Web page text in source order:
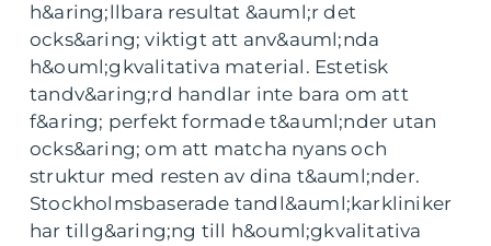
h&aring;llbara resultat &auml;r det
ocks&aring; viktigt att anv&auml;nda
h&ouml;gkvalitativa material. Estetisk
tandv&aring;rd handlar inte bara om att
f&aring; perfekt formade t&auml;nder utan
ocks&aring; om att matcha nyans och
struktur med resten av dina t&auml;nder.
Stockholmsbaserade tandl&auml;karkliniker
har tillg&aring;ng till h&ouml;gkvalitativa